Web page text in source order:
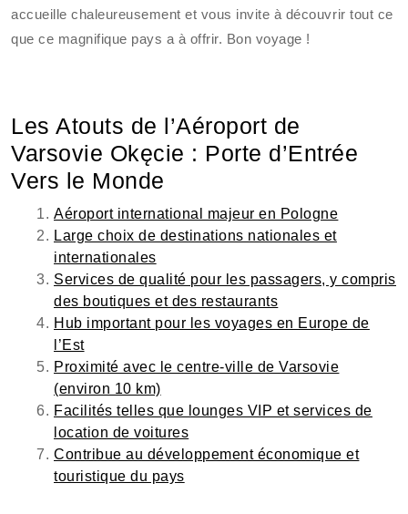
accueille chaleureusement et vous invite à découvrir tout ce
que ce magnifique pays a à offrir. Bon voyage !
Les Atouts de l’Aéroport de
Varsovie Okęcie : Porte d’Entrée
Vers le Monde
Aéroport international majeur en Pologne
Large choix de destinations nationales et
internationales
Services de qualité pour les passagers, y compris
des boutiques et des restaurants
Hub important pour les voyages en Europe de
l’Est
Proximité avec le centre-ville de Varsovie
(environ 10 km)
Facilités telles que lounges VIP et services de
location de voitures
Contribue au développement économique et
touristique du pays